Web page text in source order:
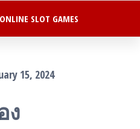
SLOT GAMES
15, 2024
ง